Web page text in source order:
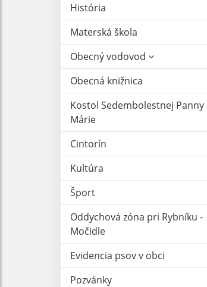
História
Materská škola
Obecný vodovod
Obecná knižnica
Kostol Sedembolestnej Panny
Márie
Cintorín
Kultúra
Šport
Oddychová zóna pri Rybníku -
Močidle
Evidencia psov v obci
Pozvánky